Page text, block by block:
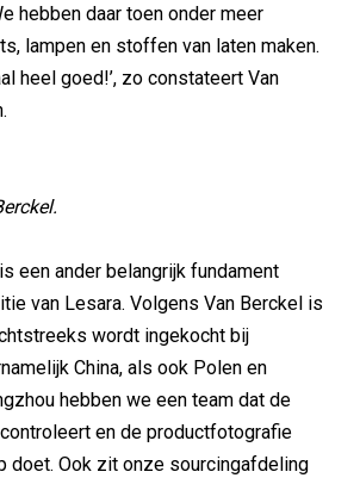
hebben daar toen onder meer
lampen en stoffen van laten maken.
heel goed!’, zo constateert Van
een ander belangrijk fundament
van Lesara. Volgens Van Berckel is
wordt ingekocht bij
China, als ook Polen en
hebben we een team dat de
en de productfotografie
doet. Ook zit onze sourcingafdeling